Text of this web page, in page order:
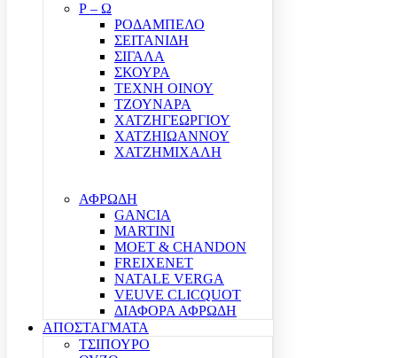
Ρ – Ω
ΡΟΔΑΜΠΕΛΟ
ΣΕΙΤΑΝΙΔΗ
ΣΙΓΑΛΑ
ΣΚΟΥΡΑ
ΤΕΧΝΗ ΟΙΝΟΥ
ΤΖΟΥΝΑΡΑ
ΧΑΤΖΗΓΕΩΡΓΙΟΥ
ΧΑΤΖΗΙΩΑΝΝΟΥ
ΧΑΤΖΗΜΙΧΑΛΗ
ΑΦΡΩΔΗ
GANCIA
MARTINI
MOET & CHANDON
FREIXENET
NATALE VERGA
VEUVE CLICQUOT
ΔΙΑΦΟΡΑ ΑΦΡΩΔΗ
ΑΠΟΣΤΑΓΜΑΤΑ
ΤΣΙΠΟΥΡΟ